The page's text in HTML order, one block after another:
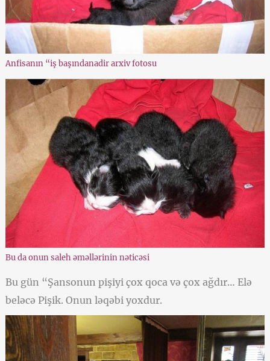
Anfisanın “iş başındanadir arxiv fotosu
Bu da onun saleh əməllərinin nəticəsi
Bu gün “Şansonun pişiyi çox qoca və çox ağdır… Elə
beləcə Pişik. Onun ləqəbi yoxdur.